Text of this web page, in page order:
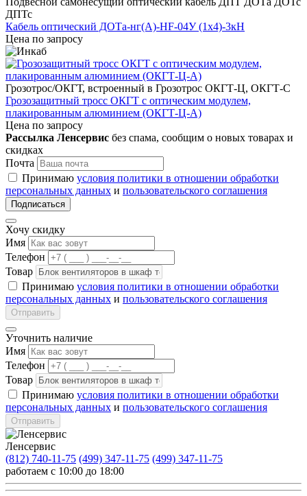
ДПТс
Кабель оптический ДОТа-нг(А)-HF-04У (1х4)-3кН
Цена по запросу
Грозотрос/ОКГТ, встроенный в Грозотрос ОКГТ-Ц, ОКГТ-С
Грозозащитный тросс ОКГТ с оптическим модулем,
плакированным алюминием (ОКГТ-Ц-А)
Цена по запросу
Рассылка Ленсервис без спама, сообщим о новых товарах и
скидках
Почта
Принимаю условия политики в отношении обработки
персональных данных и пользовательского соглашения
Подписаться
Хочу скидку
Имя
Телефон
Товар
Принимаю условия политики в отношении обработки
персональных данных и пользовательского соглашения
Отправить
Уточнить наличие
Имя
Телефон
Товар
Принимаю условия политики в отношении обработки
персональных данных и пользовательского соглашения
Отправить
Ленсервис
(812) 740-11-75 (499) 347-11-75 (499) 347-11-75
работаем с 10:00 до 18:00